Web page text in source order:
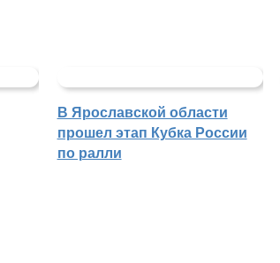
В Ярославской области
прошел этап Кубка России
по ралли